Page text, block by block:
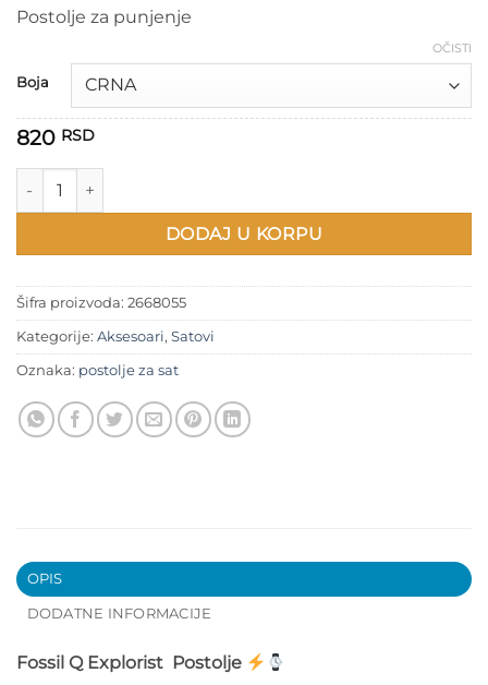
920 RSD
Postolje za punjenje
Boja
OČISTI
820 RSD
Fossil Q Explorist postolje za punjenje količina
DODAJ U KORPU
Šifra proizvoda: 2668055
Kategorije: Aksesoari, Satovi
Oznaka: postolje za sat
OPIS
DODATNE INFORMACIJE
Fossil Q Explorist Postolje